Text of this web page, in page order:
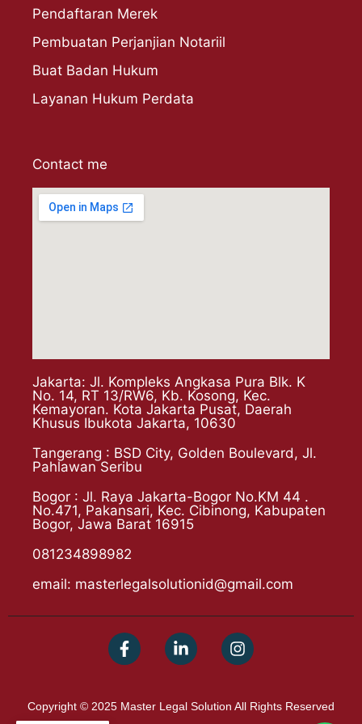
Pendaftaran Merek
Pembuatan Perjanjian Notariil
Buat Badan Hukum
Layanan Hukum Perdata
Contact me
Jakarta: Jl. Kompleks Angkasa Pura Blk. K
No. 14, RT 13/RW6, Kb. Kosong, Kec.
Kemayoran. Kota Jakarta Pusat, Daerah
Khusus Ibukota Jakarta, 10630
Tangerang : BSD City, Golden Boulevard, Jl.
Pahlawan Seribu
Bogor : Jl. Raya Jakarta-Bogor No.KM 44 .
No.471, Pakansari, Kec. Cibinong, Kabupaten
Bogor, Jawa Barat 16915
081234898982
email: masterlegalsolutionid@gmail.com
Copyright © 2025 Master Legal Solution All Rights Reserved